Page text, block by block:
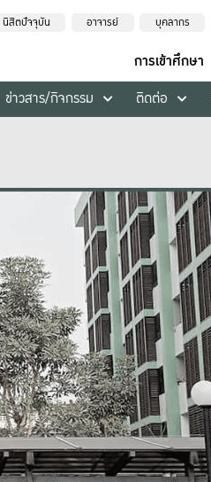
นิสิตปัจจุบัน อาจารย์ บุคลากร
การเข้าศึกษา
ข่าวสาร/กิจกรรม ติดต่อ